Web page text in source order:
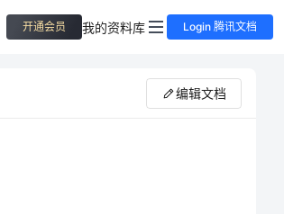
开通会员 我的资料库 Login 腾讯文档
编辑文档